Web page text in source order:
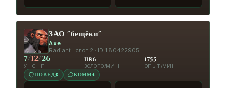
3:26 H∆Z¥ | ЁZ¥BRЁZ¥ КОЛЕСО
Вражеский
4:06 H∆Z¥ | ЁZ¥BRЁZ¥
герой вернулся!
4:07 腐った穴 КОЛЕСО
ЗАО "бещёки"
Axe
Radiant · слот 2 · ID 180422905
7/12/26
У · С · П
1186
ЗОЛОТО/МИН
1755
ОПЫТ/МИН
ПОВЕД3 КОММ4